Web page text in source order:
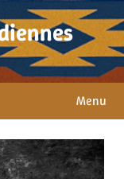
Menu